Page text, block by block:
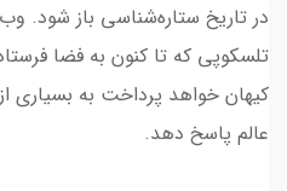
در تاریخ ستاره‌شناسی باز شود.
کیهان خواهد پرداخت به بسیاری
عالم پاسخ دهد.